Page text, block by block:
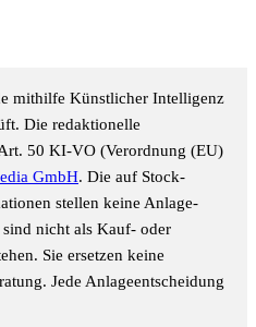
mithilfe Künstlicher Intelligenz
Die redaktionelle
50 KI-VO (Verordnung (EU)
GmbH. Die auf Stock-
stellen keine Anlage-
nicht als Kauf- oder
Sie ersetzen keine
Jede Anlageentscheidung